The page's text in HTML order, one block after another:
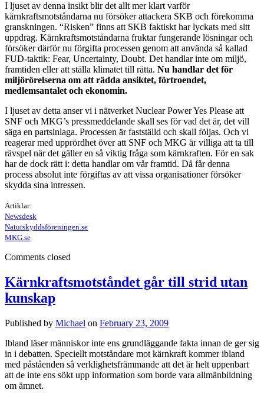
I ljuset av denna insikt blir det allt mer klart varför
kärnkraftsmotståndarna nu försöker attackera SKB och förekomma
granskningen. “Risken” finns att SKB faktiskt har lyckats med sitt
uppdrag. Kärnkraftsmotståndarna fruktar fungerande lösningar och
försöker därför nu förgifta processen genom att använda så kallad
FUD-taktik: Fear, Uncertainty, Doubt. Det handlar inte om miljö,
framtiden eller att ställa klimatet till rätta. Nu handlar det för
miljörörelserna om att rädda ansiktet, förtroendet,
medlemsantalet och ekonomin.
I ljuset av detta anser vi i nätverket Nuclear Power Yes Please att
SNF och MKG’s pressmeddelande skall ses för vad det är, det vill
säga en partsinlaga. Processen är fastställd och skall följas. Och vi
reagerar med upprördhet över att SNF och MKG är villiga att ta till
rävspel när det gäller en så viktig fråga som kärnkraften. För en sak
har de dock rätt i: detta handlar om vår framtid. Då får denna
process absolut inte förgiftas av att vissa organisationer försöker
skydda sina intressen.
Artiklar:
Newsdesk
Naturskyddsföreningen.se
MKG.se
Comments closed
Kärnkraftsmotståndet går till strid utan
kunskap
Published by Michael on February 23, 2009
Ibland läser människor inte ens grundläggande fakta innan de ger sig
in i debatten. Speciellt motståndare mot kärnkraft kommer ibland
med påståenden så verklighetsfrämmande att det är helt uppenbart
att de inte ens sökt upp information som borde vara allmänbildning
om ämnet.